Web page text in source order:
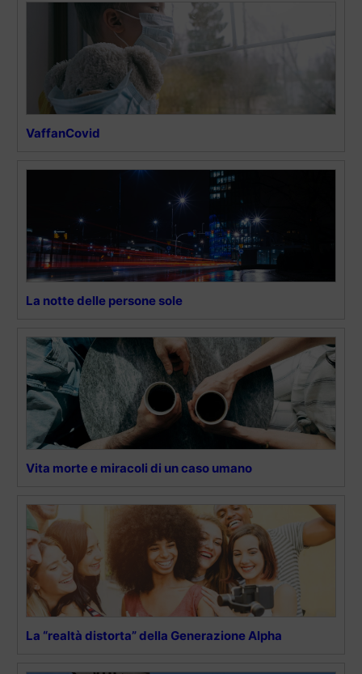
VaffanCovid
La notte delle persone sole
Vita morte e miracoli di un caso umano
La “realtà distorta” della Generazione Alpha